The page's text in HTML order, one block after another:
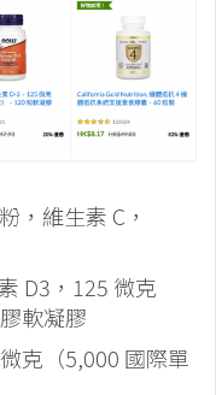
，維生素 C，
D3，125 微克
軟凝膠
克（5,000 國際單